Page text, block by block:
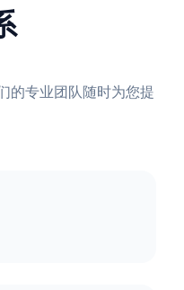
的专业团队随时为您提